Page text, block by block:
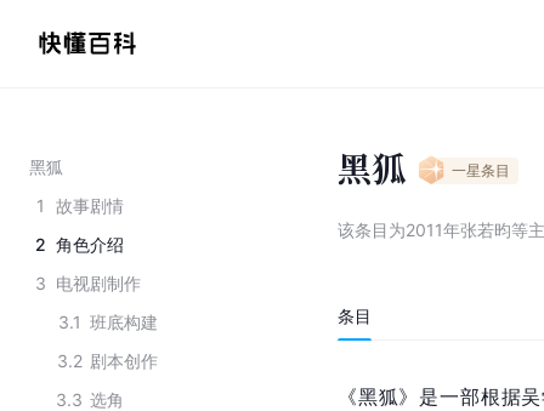
黑狐
1
故事剧情
2 角色介绍
3 电视剧制作
3.1 班底构建
3.2 剧本创作
3.3 选角
黑狐 一星条目
该条目为2011年张若昀等
条目
《黑狐》是一部根据